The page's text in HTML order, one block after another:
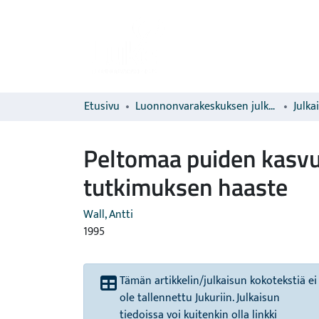
Etusivu Luonnonvarakeskuksen julkaisut
Peltomaa puiden
tutkimuksen haaste
Wall, Antti
1995
Tämän artikkelin/julkaisun kokotekstiä ei
ole tallennettu Jukuriin. Julkaisun
tiedoissa voi kuitenkin olla linkki